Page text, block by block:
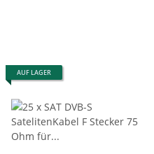
AUF LAGER